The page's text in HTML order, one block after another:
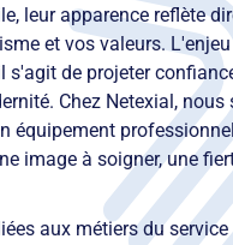
leur apparence reflète
et vos valeurs.
s'agit de projeter
Chez Netexial, nous
équipement
image à soigner, une
aux métiers du